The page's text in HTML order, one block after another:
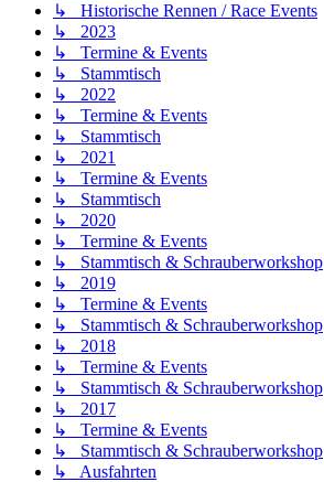
↳ Historische Rennen / Race Events
↳ 2023
↳ Termine & Events
↳ Stammtisch
↳ 2022
↳ Termine & Events
↳ Stammtisch
↳ 2021
↳ Termine & Events
↳ Stammtisch
↳ 2020
↳ Termine & Events
↳ Stammtisch & Schrauberworkshop
↳ 2019
↳ Termine & Events
↳ Stammtisch & Schrauberworkshop
↳ 2018
↳ Termine & Events
↳ Stammtisch & Schrauberworkshop
↳ 2017
↳ Termine & Events
↳ Stammtisch & Schrauberworkshop
↳ Ausfahrten